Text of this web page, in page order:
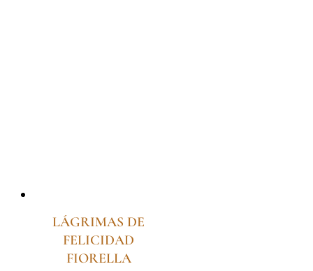
LÁGRIMAS DE
FELICIDAD
FIORELLA